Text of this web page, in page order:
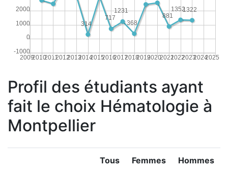
20092010201120122013201420152016201720182019202020212022202320242025
-1000
0
1000
2000 1322
1352
881
368
1231
717
314
Profil des étudiants ayant
fait le choix Hématologie à
Montpellier
Tous Femmes Hommes